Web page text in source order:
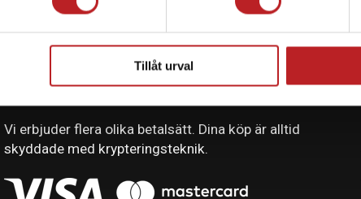
Tillåt urval
BETALNING
Vi erbjuder flera olika betalsätt. Dina köp är alltid
skyddade med krypteringsteknik.